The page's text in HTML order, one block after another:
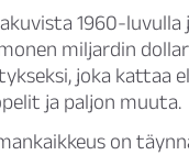
1960-luvulla
miljardin
joka kattaa
ja paljon muuta.
on